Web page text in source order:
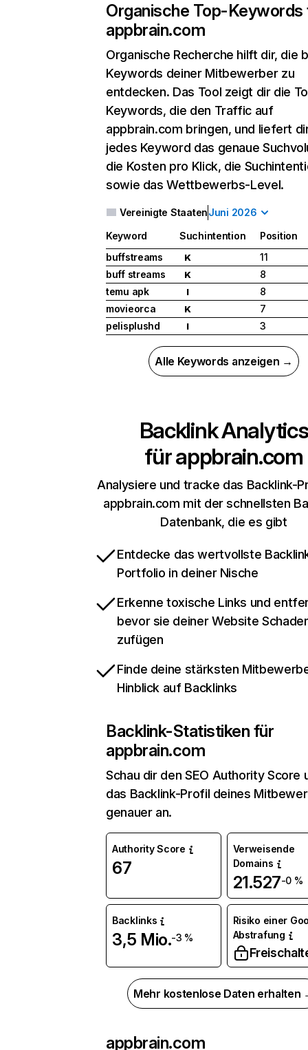
Organische Top-Keywords
appbrain.com
Organische Recherche hilft dir, die
Keywords deiner Mitbewerber zu
entdecken. Das Tool zeigt dir die
Keywords, die den Traffic auf
appbrain.com bringen, und liefert
jedes Keyword das genaue
die Kosten pro Klick, die
sowie das Wettbewerbs-Level.
Vereinigte StaatenJuni 2026
Keyword Suchintention
Position
buffstreams
K
11
buff streams
K
8
temu apk
I
8
movieorca
K
7
pelisplushd
I 3
Alle Keywords anzeigen →
Backlink Analytics
fürappbrain.com
Analysiere und tracke das Backlink-
appbrain.com mit der schnellsten
Datenbank, die es gibt
Entdecke das wertvollste
Portfolio in deiner Nische
Erkenne toxische Links und
bevor sie deiner Website
zufügen
Finde deine stärksten
Hinblick auf Backlinks
Backlink-Statistiken für
appbrain.com
Schau dir den SEO Authority Score
das Backlink-Profil deines
genauer an.
Authority Score
67
Verweisende
Domains
21.527-0 %
Backlinks
3,5 Mio.-3 %
Risiko einer
Abstrafung
Mehr kostenlose Daten erhalten
appbrain.com